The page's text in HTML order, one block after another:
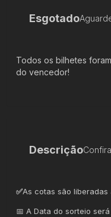
Esgotado
Todos os bilhetes
do vencedor!
Descrição
✅As cotas são liberadas
📅 A Data do sorteio